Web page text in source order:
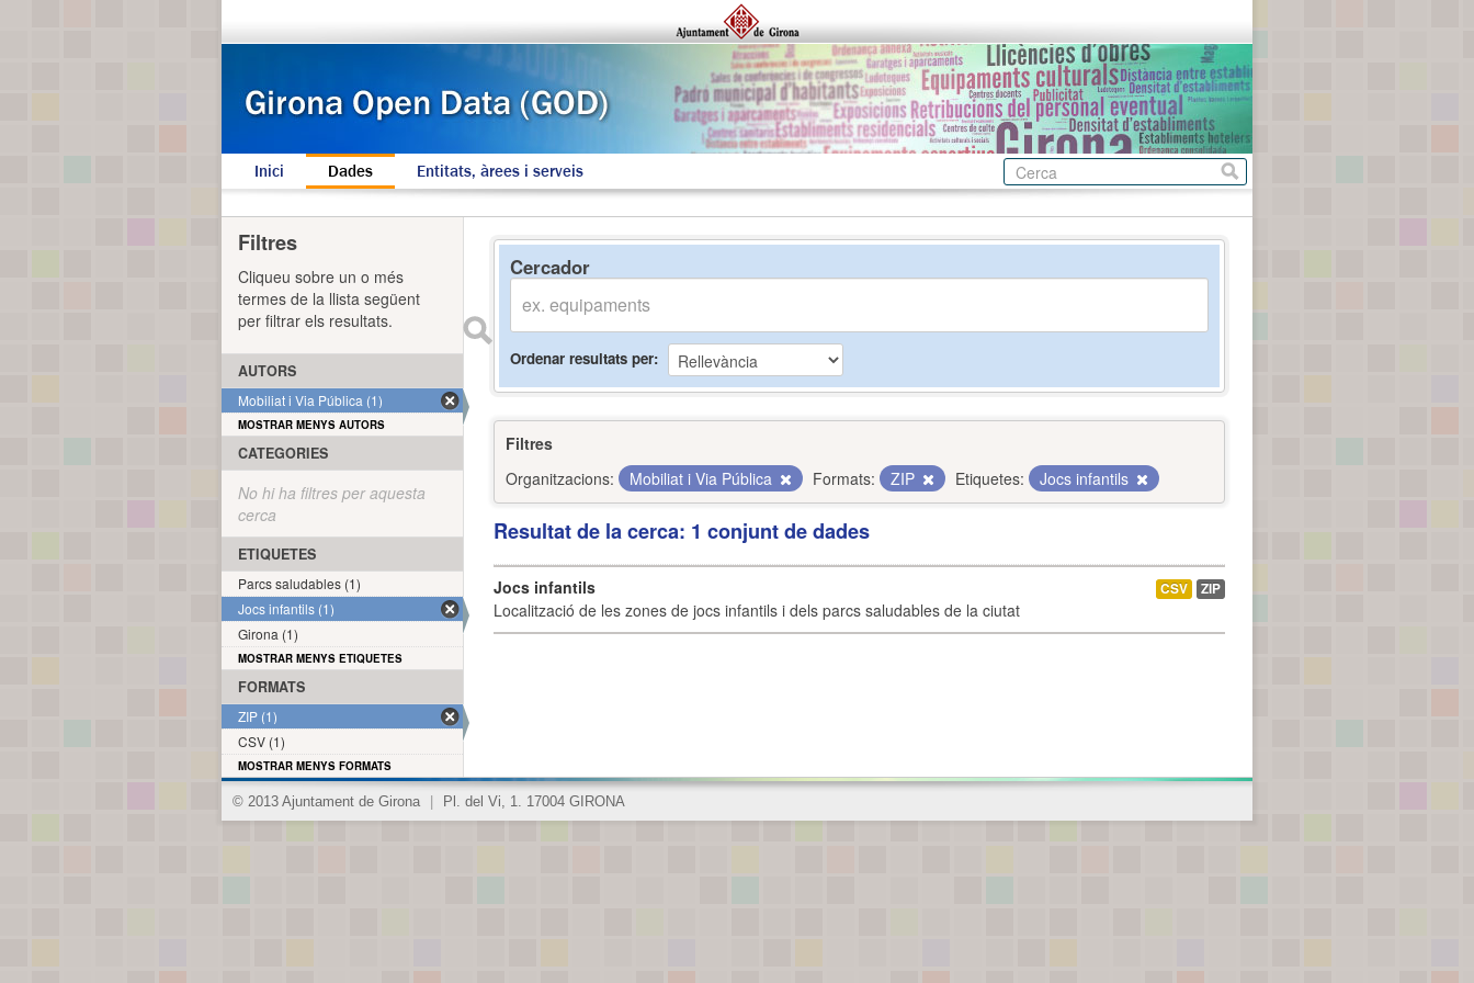
Inici Dades Entitats, àrees i serveis
Cercador
Ordenar resultats per
Filtres
Organitzacions:
Mobiliat i Via Pública Formats: ZIP Etiquetes: Jocs infantils
Resultat de la cerca: 1 conjunt de dades
Jocs infantils
Localització de les zones de jocs infantils i dels parcs saludables de la ciutat
CSV ZIP
Filtres
Cliqueu sobre un o més
termes de la llista següent
per filtrar els resultats.
AUTORS
Mobiliat i Via Pública (1)
MOSTRAR MENYS AUTORS
CATEGORIES
No hi ha filtres per aquesta
cerca
ETIQUETES
Parcs saludables (1)
Jocs infantils (1)
Girona (1)
MOSTRAR MENYS ETIQUETES
FORMATS
ZIP (1)
CSV (1)
MOSTRAR MENYS FORMATS
© 2013 Ajuntament de Girona Pl. del Vi, 1. 17004 GIRONA